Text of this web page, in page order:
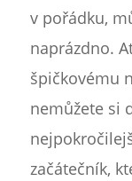
v pořádku,
naprázdno.
špičkovému
nemůžete si
začátečník,